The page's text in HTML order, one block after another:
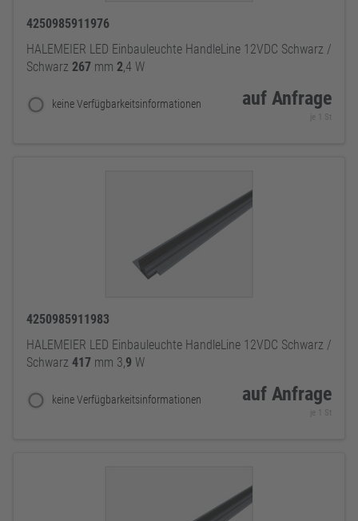
4250985911976
HALEMEIER LED Einbauleuchte HandleLine 12VDC Schwarz /
Schwarz 267 mm 2,4 W
keine Verfügbarkeitsinformationen auf Anfrage
je 1 St
4250985911983
HALEMEIER LED Einbauleuchte HandleLine 12VDC Schwarz /
Schwarz 417 mm 3,9 W
keine Verfügbarkeitsinformationen auf Anfrage
je 1 St